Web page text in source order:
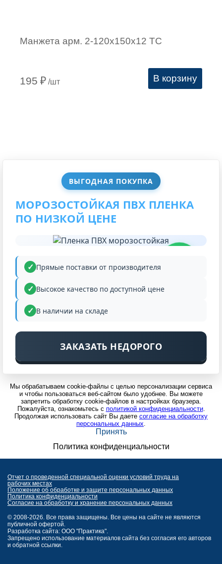
ВЫГОДНАЯ ПОКУПКА
МОРОЗОСТОЙКАЯ ПВХ ПЛЕНКА
ПО НИЗКОЙ ЦЕНЕ
Прямые поставки от производителя
Высокое качество по доступной цене
В наличии на складе
ЗАКАЗАТЬ НЕДОРОГО
Манжета арм. 2-120х150х12 ТС
195 ₽ /шт В корзину
Мы обрабатываем cookie-файлы с целью персонализации сервиса
и чтобы пользоваться веб-сайтом было удобнее. Вы можете
запретить обработку cookie-файлов в настройках браузера.
Пожалуйста, ознакомьтесь с политикой конфиденциальности.
Продолжая использовать сайт Вы даете согласие на обработку
персональных данных.
Принять
Политика конфиденциальности
Отчет о проведенной специальной оценки условий труда на
рабочих местах
Положение об обработке и защите персональных данных
Политика конфиденциальности
Согласие на обработку и хранение персональных данных
© 2008-2026. Все права защищены. Все цены на сайте не являются
публичной офертой.
Разработка сайта: ООО "Практика".
Запрещено использование материалов сайта без согласия его авторов
и обратной ссылки.